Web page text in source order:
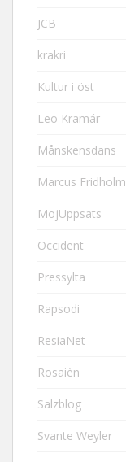
JCB
krakri
Kultur i öst
Leo Kramár
Månskensdans
Marcus Fridholm
MojUppsats
Occident
Pressylta
Rapsodi
ResiaNet
Rosaièn
Salzblog
Svante Weyler